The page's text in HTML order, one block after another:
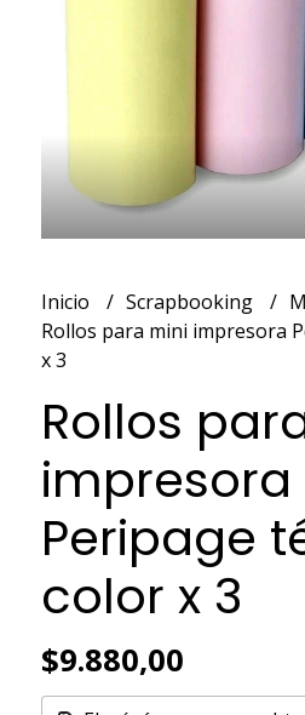
Inicio Scrapbooking
Rollos para mini impresora
x 3
Rollos
impresora
Peripage
color x 3
$9.880,00